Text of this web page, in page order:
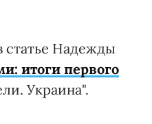
статье Надежды
итоги первого
Украина".